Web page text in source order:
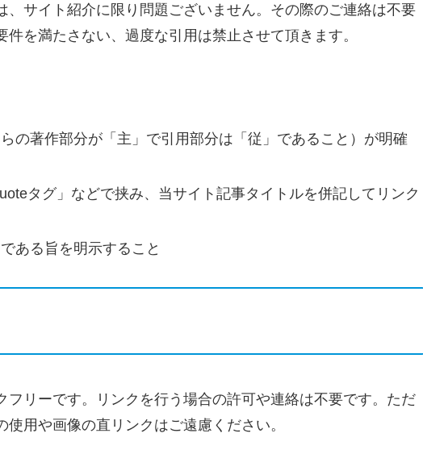
、サイト紹介に限り問題ございません。その際のご連絡は不要
件を満たさない、過度な引用は禁止させて頂きます。
の著作部分が「主」で引用部分は「従」であること）が明確
タグ」などで挟み、当サイト記事タイトルを併記してリンク
ある旨を明示すること
フリーです。リンクを行う場合の許可や連絡は不要です。ただ
使用や画像の直リンクはご遠慮ください。